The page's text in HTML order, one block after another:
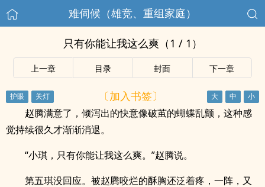
难伺候（雄竞、重组家庭）
只有你能让我这么爽（1 / 1）
上一章 目录 封面 下一章
〔加入书签〕
赵腾满意了，倾泻出的快意像破茧的蝴蝶乱颤，这种感
觉持续很久才渐渐消退。
“小琪，只有你能让我这么爽。”赵腾说。
第五琪没回应。被赵腾咬烂的酥胸还泛着疼，一阵，又